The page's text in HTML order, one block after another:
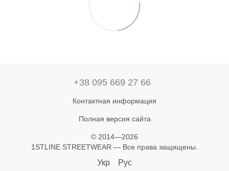
+38 095 669 27 66
Контактная информация
Полная версия сайта
© 2014—2026
1STLINE STREETWEAR — Все права защищены.
Укр Рус